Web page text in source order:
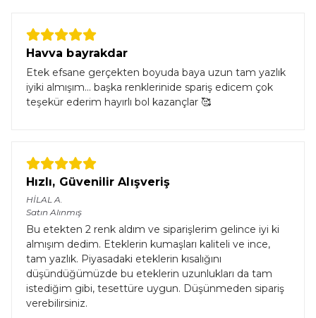
Havva bayrakdar
Etek efsane gerçekten boyuda baya uzun tam yazlık
iyiki almışım... başka renklerinide spariş edicem çok
teşekür ederim hayırlı bol kazançlar 🥰
Hızlı, Güvenilir Alışveriş
HİLAL A.
Satın Alınmış
Bu etekten 2 renk aldım ve siparişlerim gelince iyi ki
almışım dedim. Eteklerin kumaşları kaliteli ve ince,
tam yazlık. Piyasadaki eteklerin kısalığını
düşündüğümüzde bu eteklerin uzunlukları da tam
istediğim gibi, tesettüre uygun. Düşünmeden sipariş
verebilirsiniz.